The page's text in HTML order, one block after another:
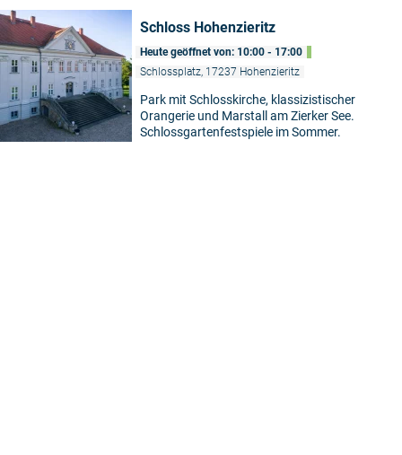
Schloss Hohenzieritz
Heute geöffnet von: 10:00 - 17:00
Schlossplatz, 17237 Hohenzieritz
Park mit Schlosskirche, klassizistischer
Orangerie und Marstall am Zierker See.
Schlossgartenfestspiele im Sommer.